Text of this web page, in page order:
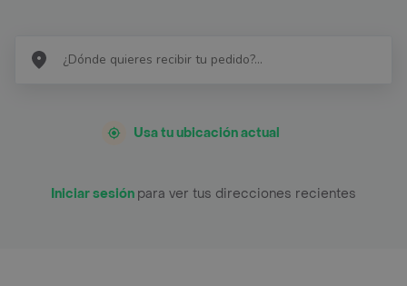
Usa tu ubicación actual
Iniciar sesión para ver tus direcciones recientes